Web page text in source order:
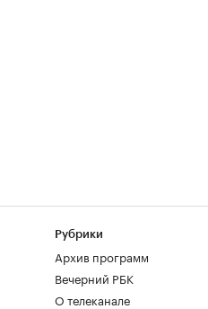
Рубрики
Архив программ
Вечерний РБК
О телеканале